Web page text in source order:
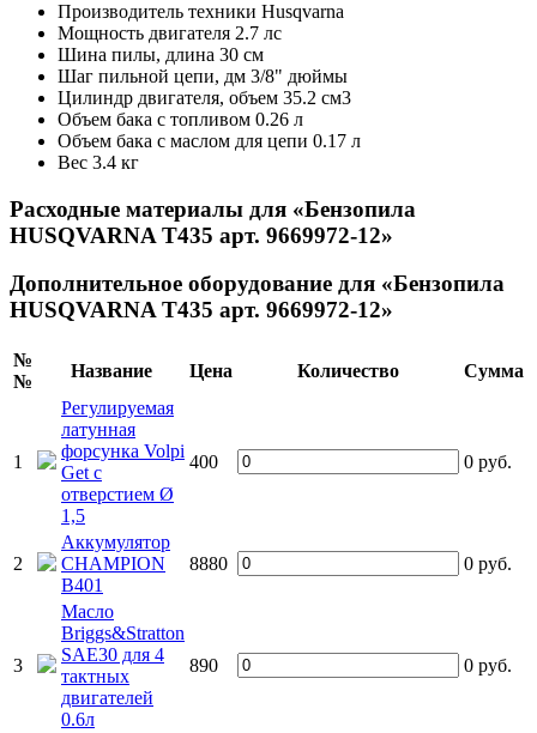
Производитель техники Husqvarna
Мощность двигателя 2.7 лс
Шина пилы, длина 30 см
Шаг пильной цепи, дм 3/8" дюймы
Цилиндр двигателя, объем 35.2 см3
Объем бака с топливом 0.26 л
Объем бака с маслом для цепи 0.17 л
Вес 3.4 кг
Расходные материалы для «Бензопила
HUSQVARNA Т435 арт. 9669972-12»
Дополнительное оборудование для «Бензопила
HUSQVARNA Т435 арт. 9669972-12»
№
№
Название Цена Количество Сумма
1
Регулируемая
латунная
форсунка Volpi
Get с
отверстием Ø
1,5
400 0 руб.
2
Аккумулятор
CHAMPION
B401
8880 0 руб.
3
Масло
Briggs&Stratton
SAE30 для 4
тактных
двигателей
0.6л
890 0 руб.